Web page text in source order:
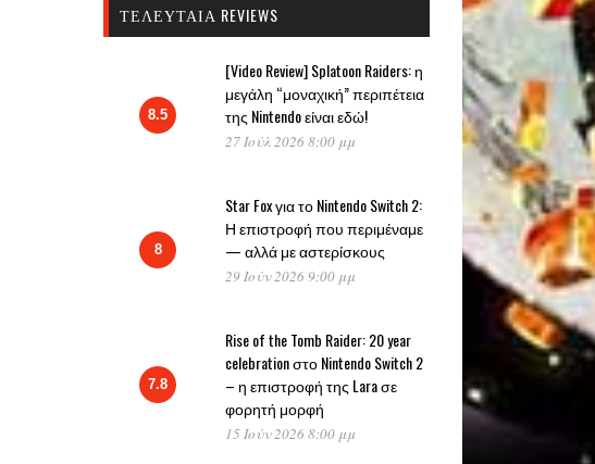
ΤΕΛΕΥΤΑΊΑ REVIEWS
8.5
[Video Review] Splatoon Raiders: η
μεγάλη “μοναχική” περιπέτεια
της Nintendo είναι εδώ!
27 Ιούλ 2026 8:00 μμ
8
Star Fox για το Nintendo Switch 2:
Η επιστροφή που περιμέναμε
— αλλά με αστερίσκους
29 Ιούν 2026 9:00 μμ
7.8
Rise of the Tomb Raider: 20 year
celebration στο Nintendo Switch 2
– η επιστροφή της Lara σε
φορητή μορφή
15 Ιούν 2026 8:00 μμ